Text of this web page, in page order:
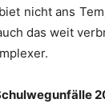
nicht ans
das weit